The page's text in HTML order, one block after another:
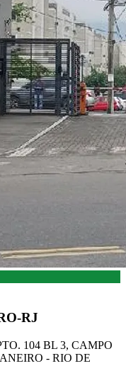
RJ
104 BL 3, CAMPO
- RIO DE